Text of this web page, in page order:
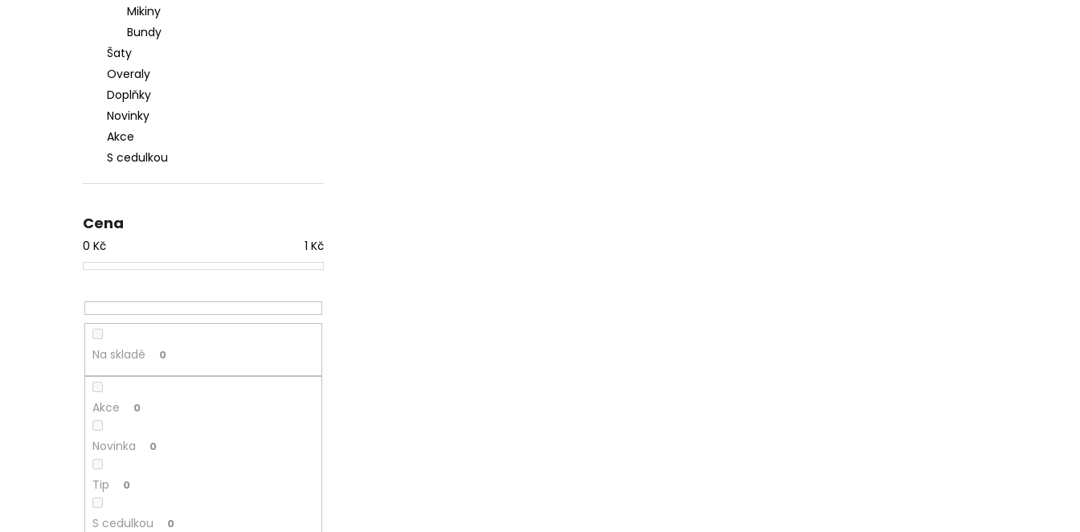
Mikiny
Bundy
Šaty
Overaly
Doplňky
Novinky
Akce
S cedulkou
Cena
0 Kč 1 Kč
Na skladě 0
Akce 0
Novinka 0
Tip 0
S cedulkou 0